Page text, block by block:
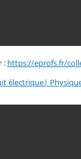
: https://eprofs.fr/
électrique|